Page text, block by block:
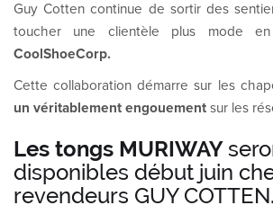
Guy Cotten continue de sortir des
toucher une clientèle plus mode en
CoolShoeCorp.
Cette collaboration démarre sur les
un véritablement engouement sur les
Les tongs MURIWAY
disponibles début juin
revendeurs GUY COTTEN.